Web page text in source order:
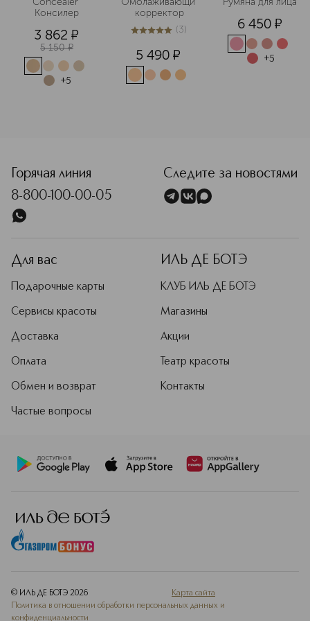
Консилер
3 862 ¤
5 150 ¤
+5
корректор
5из 53 (3)
5 490 ¤
6 450 ¤
+5
Горячая линия
8-800-100-00-05
Следите за новостями
Для вас
Подарочные карты
Сервисы красоты
Доставка
Оплата
Обмен и возврат
Частые вопросы
ИЛЬ ДЕ БОТЭ
КЛУБ ИЛЬ ДЕ БОТЭ
Магазины
Акции
Театр красоты
Контакты
© ИЛЬ ДЕ БОТЭ 2026
Карта сайта
Политика в отношении обработки персональных данных и
конфиденциальности